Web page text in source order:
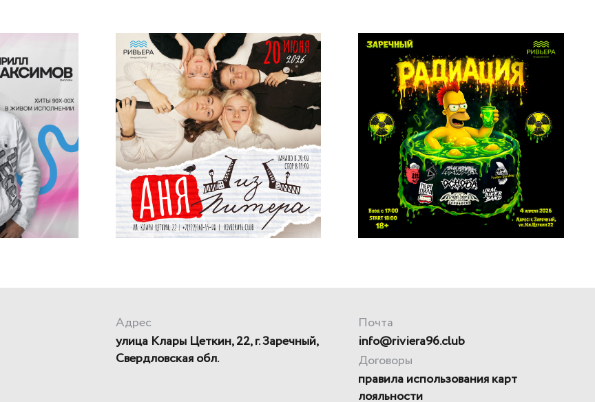
Адрес
улица Клары Цеткин, 22, г. Заречный,
Свердловская обл.
Почта
info@riviera96.club
Договоры
правила использования карт
лояльности